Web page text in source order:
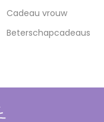
Cadeau vrouw
Beterschapcadeaus